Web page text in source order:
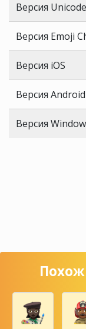
Версия Unicode
Версия Emoji
Версия iOS
Версия Android
Версия